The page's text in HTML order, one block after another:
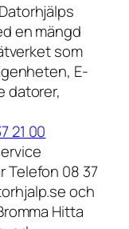
en mängd
som
E-
datorer,
21 00
Telefon 08 37
och
Hitta